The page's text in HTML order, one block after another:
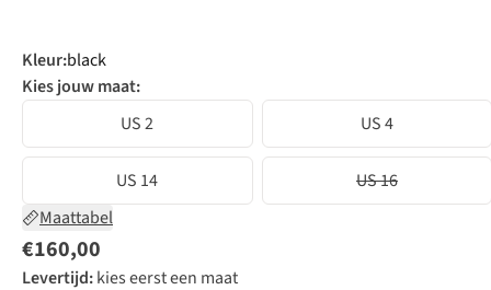
Kleur:black
Kies jouw maat:
US 2
US 4
US 14
US 16
Maattabel
€160,00
Levertijd:kies eerst een maat